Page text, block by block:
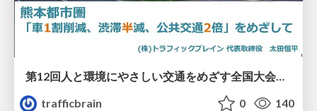
第12回人と環境にやさしい交通をめざす全国大会／熊本都市圏「車1割削減、渋滞半減、公共交通2倍」をめざして
trafficbrain
0 140